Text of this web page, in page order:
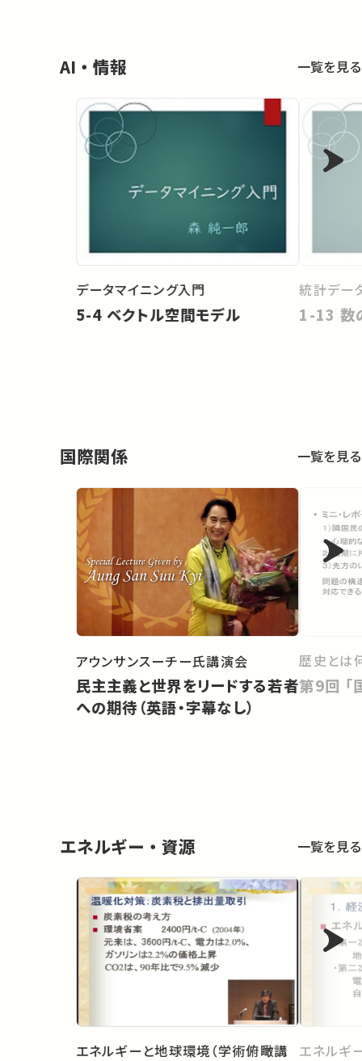
AI・情報 一覧を見る
データマイニング入門
5-4 ベクトル空間モデル
統計デー
1-13 数
国際関係 一覧を見る
アウンサンスーチー氏講演会
民主主義と世界をリードする若者
への期待（英語・字幕なし）
歴史とは
第
エネルギー・資源 一覧を見る
エネルギーと地球環境（学術俯瞰講
エネルギ